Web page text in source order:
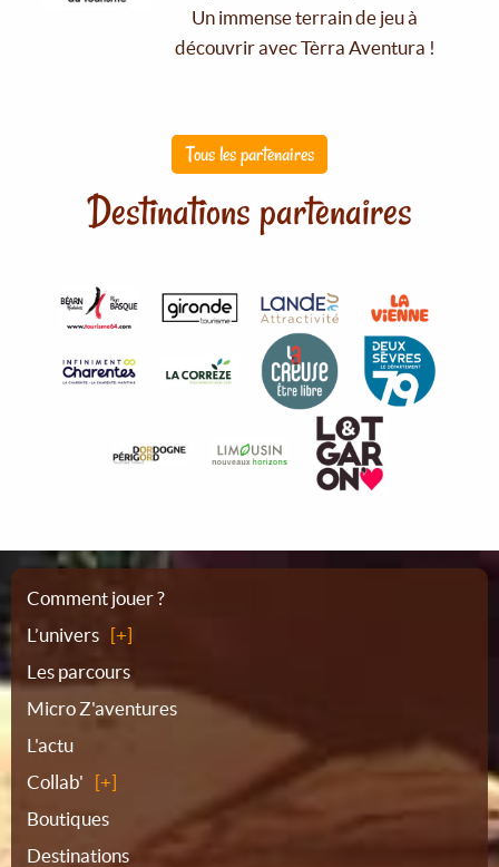
Un immense terrain de jeu à
découvrir avec Tèrra Aventura !
Tous les partenaires
Destinations partenaires
Plan
du
site
Comment jouer ?
L’univers
Les parcours
Micro Z'aventures
L'actu
Collab'
Boutiques
Destinations